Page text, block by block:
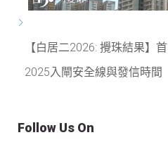
【白居二2026: 攪珠結果】
2025入閘安全線與發信時間
Follow Us On